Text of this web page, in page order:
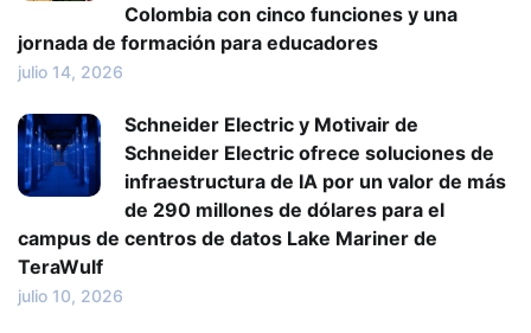
Colombia con cinco funciones y una
jornada de formación para educadores
julio 14, 2026
Schneider Electric y Motivair de
Schneider Electric ofrece soluciones de
infraestructura de IA por un valor de más
de 290 millones de dólares para el
campus de centros de datos Lake Mariner de
TeraWulf
julio 10, 2026